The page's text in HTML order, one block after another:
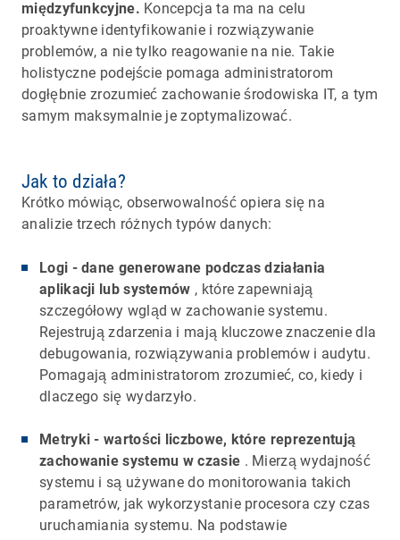
międzyfunkcyjne. Koncepcja ta ma na celu
proaktywne identyfikowanie i rozwiązywanie
problemów, a nie tylko reagowanie na nie. Takie
holistyczne podejście pomaga administratorom
dogłębnie zrozumieć zachowanie środowiska IT, a tym
samym maksymalnie je zoptymalizować.
Jak to działa?
Krótko mówiąc, obserwowalność opiera się na
analizie trzech różnych typów danych:
Logi - dane generowane podczas działania
aplikacji lub systemów , które zapewniają
szczegółowy wgląd w zachowanie systemu.
Rejestrują zdarzenia i mają kluczowe znaczenie dla
debugowania, rozwiązywania problemów i audytu.
Pomagają administratorom zrozumieć, co, kiedy i
dlaczego się wydarzyło.
Metryki - wartości liczbowe, które reprezentują
zachowanie systemu w czasie . Mierzą wydajność
systemu i są używane do monitorowania takich
parametrów, jak wykorzystanie procesora czy czas
uruchamiania systemu. Na podstawie